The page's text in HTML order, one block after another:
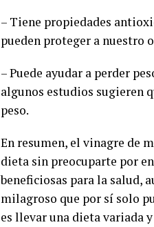
– Tiene propiedades
pueden proteger a nuestro
– Puede ayudar a perder
algunos estudios sugieren
peso.
En resumen, el vinagre de
dieta sin preocuparte por
beneficiosas para la salud,
milagroso que por sí solo
es llevar una dieta variada